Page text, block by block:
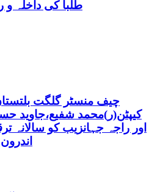
طلبا کی داخلہ
چیف منسٹر گلگت
کیپٹن(ر)محمد شفیع،جاوید
اور راجہ جہانزیب کو سالانہ